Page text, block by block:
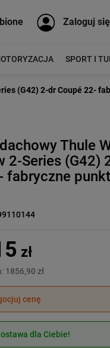
Zaloguj się
SPORT I
(G42) 2-dr Coupé 22-
Thule
2-Series (G42)
fabryczne
zł
1856,90 zł
cenę
dla Ciebie!